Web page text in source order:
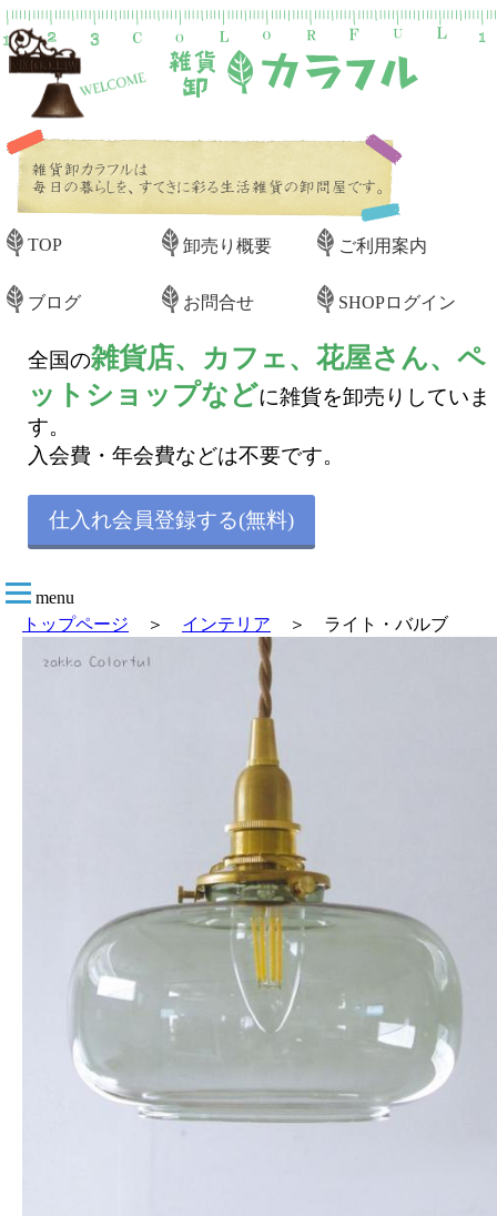
TOP 卸売り概要 ご利用案内
ブログ お問合せ SHOPログイン
全国の雑貨店、カフェ、花屋さん、ペ
ットショップなどに雑貨を卸売りしていま
す。
入会費・年会費などは不要です。
仕入れ会員登録する(無料)
menu
トップページ ＞ インテリア ＞ ライト・バルブ